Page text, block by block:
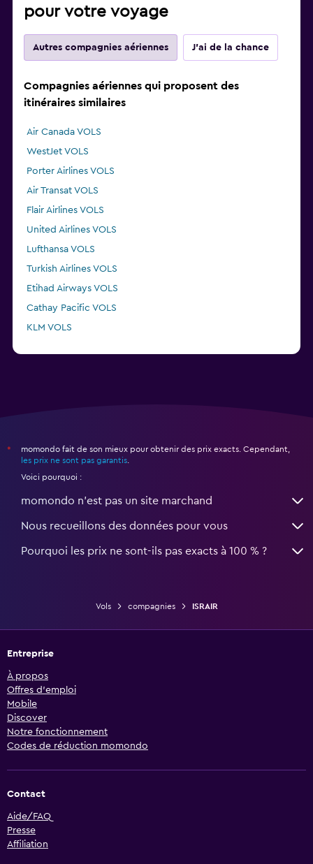
pour votre voyage
Autres compagnies aériennes J'ai de la chance
Compagnies aériennes qui proposent des
itinéraires similaires
Air Canada VOLS
WestJet VOLS
Porter Airlines VOLS
Air Transat VOLS
Flair Airlines VOLS
United Airlines VOLS
Lufthansa VOLS
Turkish Airlines VOLS
Etihad Airways VOLS
Cathay Pacific VOLS
KLM VOLS
*
momondo fait de son mieux pour obtenir des prix exacts. Cependant,
les prix ne sont pas garantis
Voici pourquoi :
momondo n'est pas un site marchand
Nous recueillons des données pour vous
Pourquoi les prix ne sont-ils pas exacts à 100 % ?
Vols compagnies ISRAIR
Entreprise
À propos
Offres d’emploi
Mobile
Discover
Notre fonctionnement
Codes de réduction momondo
Contact
Aide/FAQ
Presse
Affiliation